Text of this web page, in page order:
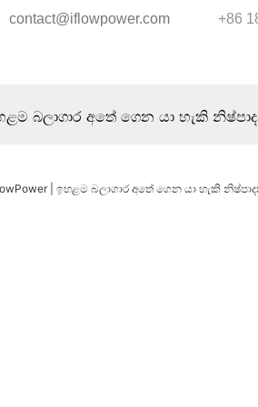
contact@iflowpower.com +86
බලාගාර අතේ ගෙන යා හැකි